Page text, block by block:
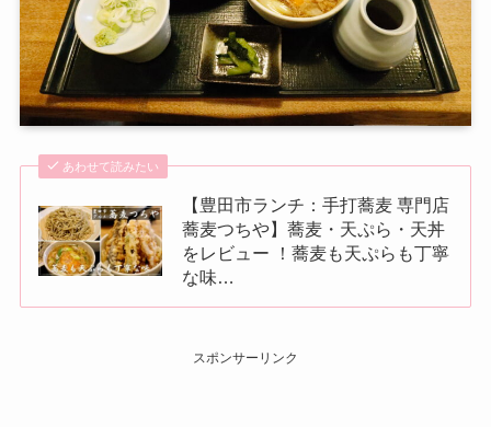
あわせて読みたい
【豊田市ランチ：手打蕎麦 専門店
蕎麦つちや】蕎麦・天ぷら・天丼
をレビュー ！蕎麦も天ぷらも丁寧
な味…
スポンサーリンク